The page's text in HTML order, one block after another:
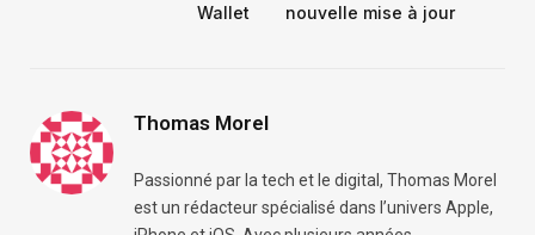
Wallet
nouvelle mise à jour
Thomas Morel
Passionné par la tech et le digital, Thomas Morel
est un rédacteur spécialisé dans l’univers Apple,